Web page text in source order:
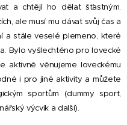
a chtějí ho dělat šťastným.
ale musí mu dávat svůj čas a
a stále veselé plemeno, které
Bylo vyšlechtěno pro lovecké
aktivně věnujeme loveckému
i pro jiné aktivity a můžete
sportům (dummy sport,
výcvik a další).